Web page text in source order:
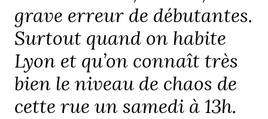
grave erreur de débutantes.
Surtout quand on habite
Lyon et qu’on connaît très
bien le niveau de chaos de
cette rue un samedi à 13h.